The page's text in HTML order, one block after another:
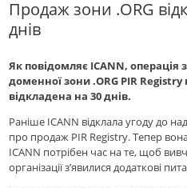
Продаж зони .ORG
днів
Як повідомляє ICANN, операція
доменної зони .ORG PIR
відкладена на 30 днів.
Раніше ICANN відклала угоду до
про продаж PIR Registry. Тепер
ICANN потрібен час на те, щоб
організації з’явилися додаткові